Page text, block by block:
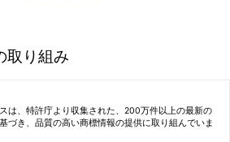
取り組み
は、特許庁より収集された、200万件以上の最新の
づき、品質の高い商標情報の提供に取り組んでいま